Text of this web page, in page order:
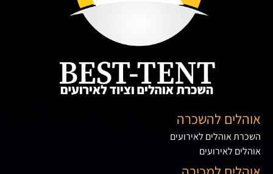
אוהלים להשכרה
השכרת אוהלים לאירועים
אוהלים לאירועים